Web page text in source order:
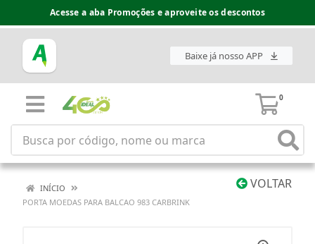
Acesse a aba Promoções e aproveite os descontos
Baixe já nosso APP
0
VOLTAR
INÍCIO
PORTA MOEDAS PARA BALCAO 983 CARBRINK